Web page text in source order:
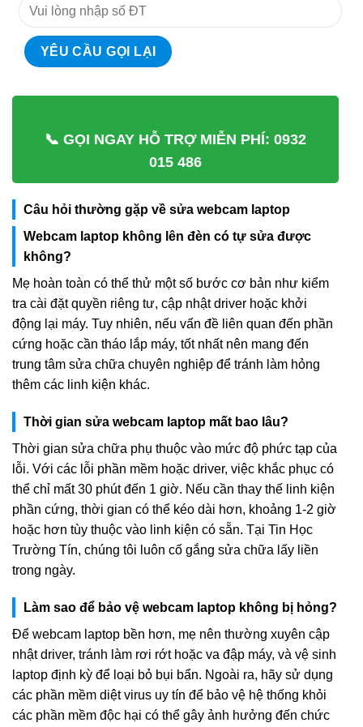
📞 GỌI NGAY HỖ TRỢ MIỄN PHÍ: 0932
015 486
Câu hỏi thường gặp về sửa webcam laptop
Webcam laptop không lên đèn có tự sửa được
không?
Mẹ hoàn toàn có thể thử một số bước cơ bản như kiểm
tra cài đặt quyền riêng tư, cập nhật driver hoặc khởi
động lại máy. Tuy nhiên, nếu vấn đề liên quan đến phần
cứng hoặc cần tháo lắp máy, tốt nhất nên mang đến
trung tâm sửa chữa chuyên nghiệp để tránh làm hỏng
thêm các linh kiện khác.
Thời gian sửa webcam laptop mất bao lâu?
Thời gian sửa chữa phụ thuộc vào mức độ phức tạp của
lỗi. Với các lỗi phần mềm hoặc driver, việc khắc phục có
thể chỉ mất 30 phút đến 1 giờ. Nếu cần thay thế linh kiện
phần cứng, thời gian có thể kéo dài hơn, khoảng 1-2 giờ
hoặc hơn tùy thuộc vào linh kiện có sẵn. Tại Tin Học
Trường Tín, chúng tôi luôn cố gắng sửa chữa lấy liền
trong ngày.
Làm sao để bảo vệ webcam laptop không bị hỏng?
Để webcam laptop bền hơn, mẹ nên thường xuyên cập
nhật driver, tránh làm rơi rớt hoặc va đập máy, và vệ sinh
laptop định kỳ để loại bỏ bụi bẩn. Ngoài ra, hãy sử dụng
các phần mềm diệt virus uy tín để bảo vệ hệ thống khỏi
các phần mềm độc hại có thể gây ảnh hưởng đến chức